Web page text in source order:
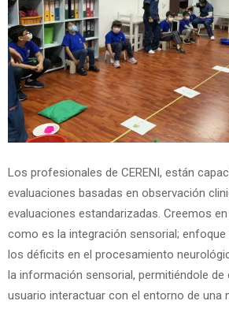
Los profesionales de CERENI, están
evaluaciones basadas en observación
evaluaciones estandarizadas. Creemos
como es la integración sensorial;
los déficits en el procesamiento
la información sensorial, permitiéndole de
usuario interactuar con el entorno de una